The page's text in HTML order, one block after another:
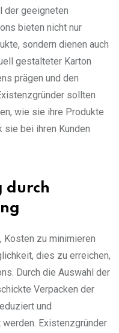
der geeigneten
bieten nicht nur
sondern dienen auch
gestalteter Karton
prägen und den
sollten
wie sie ihre Produkte
sie bei ihren Kunden
durch
Kosten zu minimieren
dies zu erreichen,
Durch die Auswahl der
Verpacken der
und
Existenzgründer